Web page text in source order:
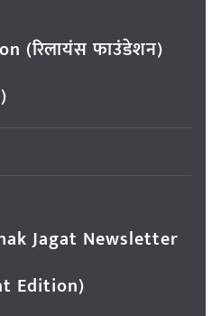
(रिलायंस फाउंडेशन)
Jagat Newsletter
Edition)